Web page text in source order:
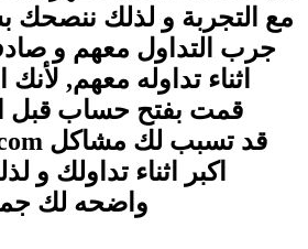
مع التجربة و لذلك ننصحك
جرب التداول معهم و
قمت بفتح حساب قبل
اكبر اثناء تداولك
واضحه لك